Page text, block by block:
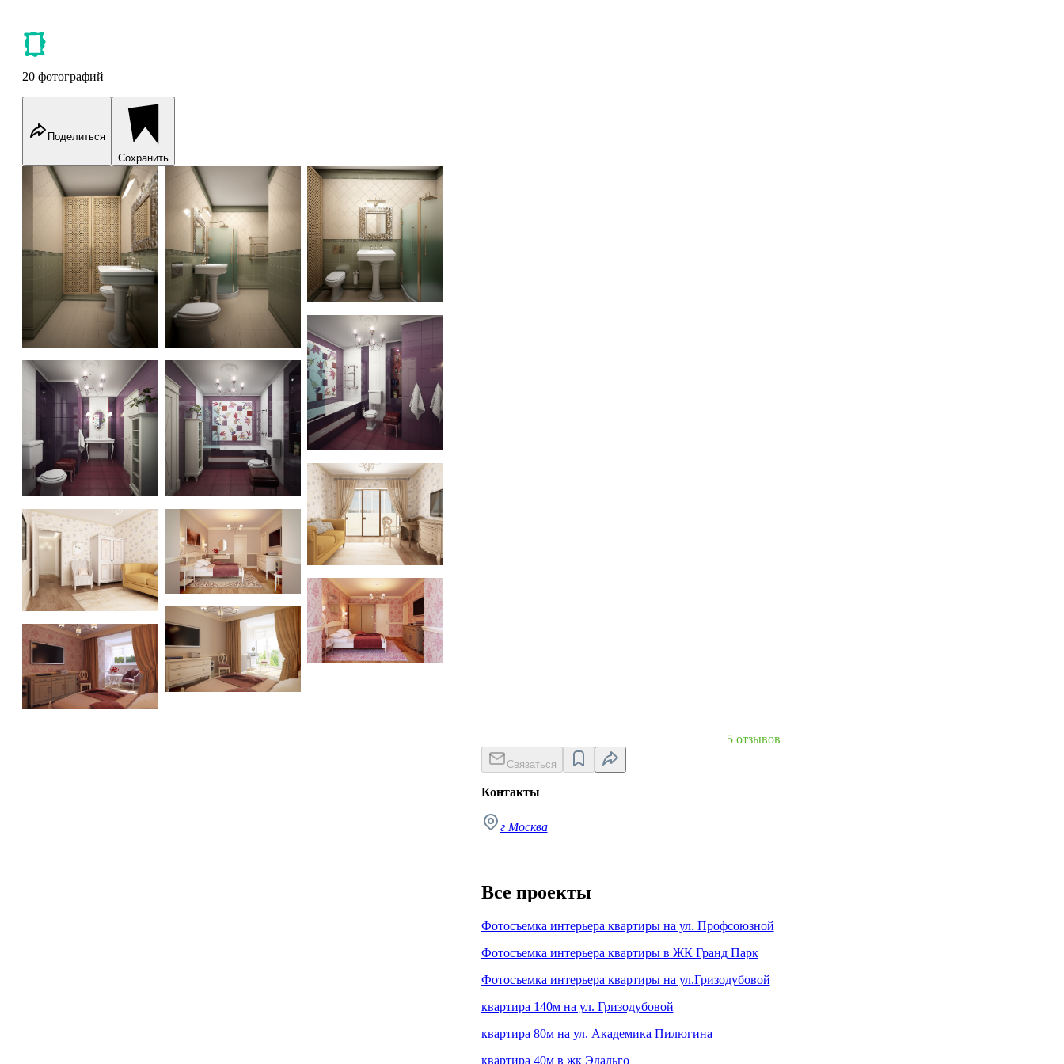
20 фотографий
Поделиться
Сохранить
Medvedkovo apartment 115m Medvedkovo apartment 115mMedvedkovo apartment 115m
Medvedkovo apartment 115m
Medvedkovo apartment 115m Medvedkovo apartment 115m
Medvedkovo apartment 115m
Medvedkovo apartment 115mMedvedkovo apartment 115m
Medvedkovo apartment 115m
Medvedkovo apartment 115m
Medvedkovo apartment 115m
5 отзывов
Связаться
Контакты
г Москва
Все проекты
Фотосъемка интерьера квартиры на ул. Профсоюзной
Фотосъемка интерьера квартиры в ЖК Гранд Парк
Фотосъемка интерьера квартиры на ул.Гризодубовой
квартира 140м на ул. Гризодубовой
квартира 80м на ул. Академика Пилюгина
квартира 40м в жк Эдальго